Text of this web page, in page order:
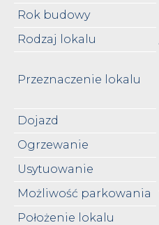
Rok budowy
Rodzaj lokalu
Przeznaczenie lokalu
Dojazd
Ogrzewanie
Usytuowanie
Możliwość parkowania
Położenie lokalu